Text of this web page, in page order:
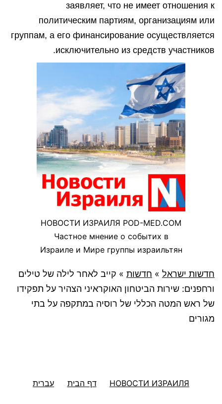
заявляет, что не имеет отношения к
политическим партиям, организациям или
группам, а его финансирование осуществляется
исключительно из средств участников.
НОВОСТИ ИЗРАИЛЯ POD-MED.COM
Частное мнение о событих в
Израиле и Мире группы израильтян
חדשות ישראל » חדשות » קייב לאחר לילה של טילים
ורחפנים: שירות הביטחון האוקראיני הצהיר על תפקידו
של ראש המטה הכללי של רוסיה במתקפה על בתי
מגורים
НОВОСТИ ИЗРАИЛЯ דף הבית עברית